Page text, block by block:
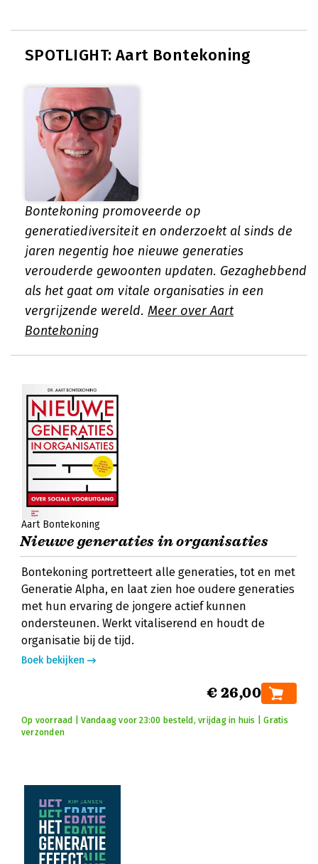
SPOTLIGHT: Aart Bontekoning
Bontekoning promoveerde op
generatiediversiteit en onderzoekt al sinds de
jaren negentig hoe nieuwe generaties
verouderde gewoonten updaten. Gezaghebbend
als het gaat om vitale organisaties in een
vergrijzende wereld. Meer over Aart
Bontekoning
Aart Bontekoning
Nieuwe generaties in organisaties
Bontekoning portretteert alle generaties, tot en met
Generatie Alpha, en laat zien hoe oudere generaties
met hun ervaring de jongere actief kunnen
ondersteunen. Werkt vitaliserend en houdt de
organisatie bij de tijd.
Boek bekijken
€ 26,00
Op voorraad | Vandaag voor 23:00 besteld, vrijdag in huis | Gratis
verzonden